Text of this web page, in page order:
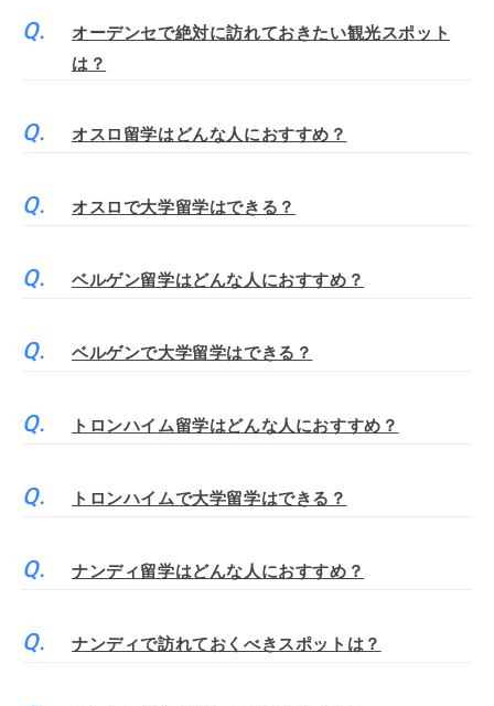
オーデンセで絶対に訪れておきたい観光スポット
は？
オスロ留学はどんな人におすすめ？
オスロで大学留学はできる？
ベルゲン留学はどんな人におすすめ？
ベルゲンで大学留学はできる？
トロンハイム留学はどんな人におすすめ？
トロンハイムで大学留学はできる？
ナンディ留学はどんな人におすすめ？
ナンディで訪れておくべきスポットは？